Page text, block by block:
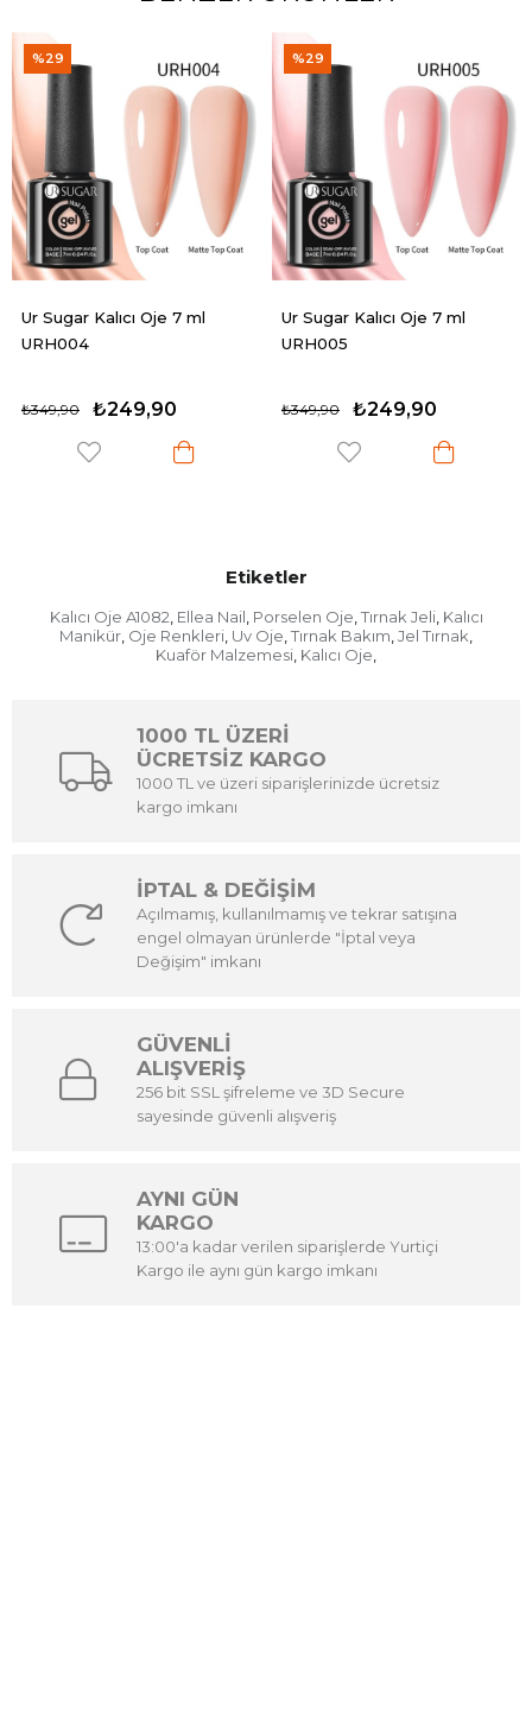
Ur Sugar Kalıcı Oje 7 ml
URH004
₺249,90
₺349,90
%29
Ur Sugar Kalıcı Oje 7 ml
URH005
₺249,90
₺349,90
%29
Etiketler
Kalıcı Oje A1082, Ellea Nail, Porselen Oje, Tırnak Jeli, Kalıcı
Manikür, Oje Renkleri, Uv Oje, Tırnak Bakım, Jel Tırnak,
Kuaför Malzemesi, Kalıcı Oje,
1000 TL ÜZERİ
ÜCRETSİZ KARGO
1000 TL ve üzeri siparişlerinizde ücretsiz
kargo imkanı
İPTAL & DEĞİŞİM
Açılmamış, kullanılmamış ve tekrar satışına
engel olmayan ürünlerde "İptal veya
Değişim" imkanı
GÜVENLİ
ALIŞVERİŞ
256 bit SSL şifreleme ve 3D Secure
sayesinde güvenli alışveriş
AYNI GÜN
KARGO
13:00'a kadar verilen siparişlerde Yurtiçi
Kargo ile aynı gün kargo imkanı